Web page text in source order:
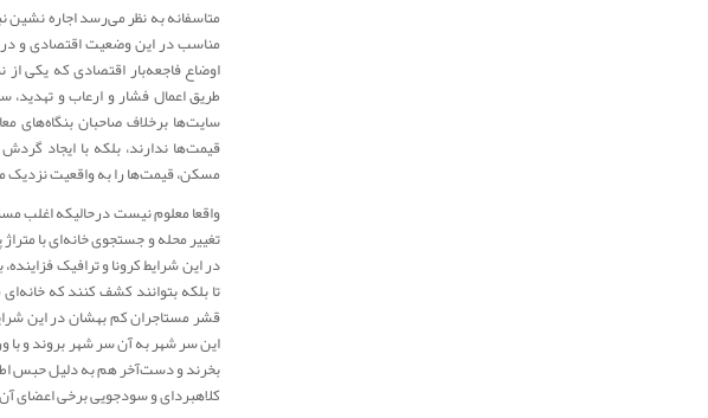
متاسفانه به نظر می‌رسد اجاره
مناسب در این وضعیت اقتصادی و در
اوضاع فاجعه‌بار اقتصادی که یکی
طریق اعمال فشار و ارعاب و تهدید،
سایت‌ها برخلاف صاحبان بنگاه‌های
قیمت‌ها ندارند، بلکه با ایجاد
مسکن، قیمت‌ها را به واقعیت نزدیک
واقعا معلوم نیست درحالیکه اغلب
تغییر محله و جستجوی خانه‌ای با متراژ
در این شرایط کرونا و ترافیک
تا بلکه بتوانند کشف کنند که
قشر مستاجران کم بهشان در این
این سر شهر به آن سر شهر بروند و با
بخرند و دست‌آخر هم به دلیل حبس
کلاهبردای و سودجویی برخی اعضای